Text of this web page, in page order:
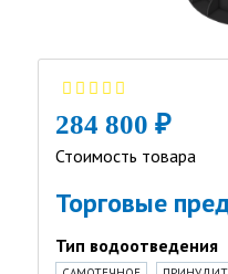
284 800 ₽
Стоимость товара
Торговые
Тип водоотведения